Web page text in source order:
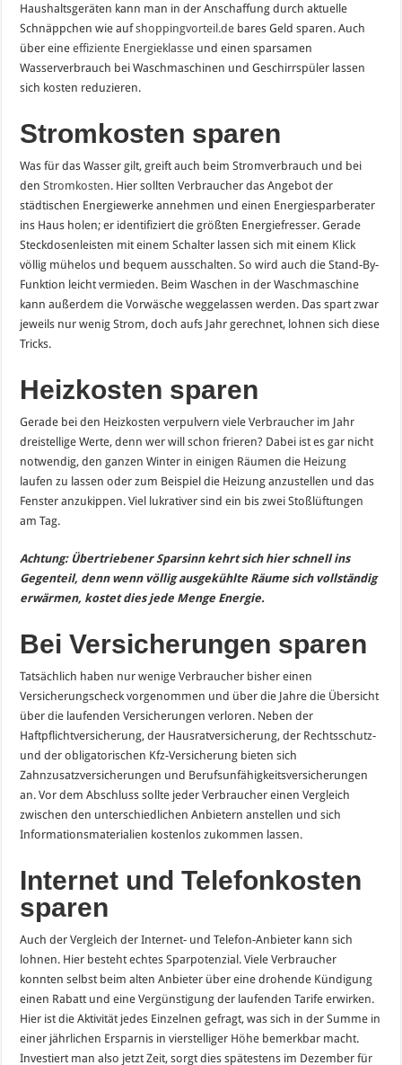
Haushaltsgeräten kann man in der Anschaffung durch aktuelle
Schnäppchen wie aufshoppingvorteil.de bares Geld sparen. Auch
über eineeffiziente Energieklasse und einen sparsamen
Wasserverbrauch bei Waschmaschinen und Geschirrspüler lassen
sich kosten reduzieren.
Stromkosten sparen
Was für das Wasser gilt, greift auch beim Stromverbrauch und bei
denStromkosten. Hier sollten Verbraucher das Angebot der
städtischen Energiewerke annehmen und einen Energiesparberater
ins Haus holen; er identifiziert die größten Energiefresser. Gerade
Steckdosenleisten mit einem Schalter lassen sich mit einem Klick
völlig mühelos und bequem ausschalten. So wird auch die Stand-By-
Funktion leicht vermieden. Beim Waschen in der Waschmaschine
kann außerdem die Vorwäsche weggelassen werden. Das spart zwar
jeweils nur wenig Strom, doch aufs Jahr gerechnet, lohnen sich diese
Tricks.
Heizkosten sparen
Gerade bei den Heizkosten verpulvern viele Verbraucher im Jahr
dreistellige Werte, denn wer will schon frieren? Dabei ist es gar nicht
notwendig, den ganzen Winter in einigen Räumen die Heizung
laufen zu lassen oder zum Beispiel die Heizung anzustellen und das
Fenster anzukippen. Viel lukrativer sind ein bis zwei Stoßlüftungen
am Tag.
Achtung: Übertriebener Sparsinn kehrt sich hier schnell ins
Gegenteil, denn wenn völlig ausgekühlte Räume sich vollständig
erwärmen, kostet dies jede Menge Energie.
Bei Versicherungen sparen
Tatsächlich haben nur wenige Verbraucher bisher einen
Versicherungscheck vorgenommen und über die Jahre die Übersicht
über die laufenden Versicherungen verloren. Neben der
Haftpflichtversicherung, der Hausratversicherung, der Rechtsschutz-
und der obligatorischen Kfz-Versicherung bieten sich
Zahnzusatzversicherungen und Berufsunfähigkeitsversicherungen
an. Vor dem Abschluss sollte jeder Verbraucher einen Vergleich
zwischen den unterschiedlichen Anbietern anstellen und sich
Informationsmaterialien kostenlos zukommen lassen.
Internet und Telefonkosten
sparen
Auch der Vergleich der Internet- und Telefon-Anbieter kann sich
lohnen. Hier besteht echtes Sparpotenzial. Viele Verbraucher
konnten selbst beim alten Anbieter über eine drohende Kündigung
einen Rabatt und eine Vergünstigung der laufenden Tarife erwirken.
Hier ist die Aktivität jedes Einzelnen gefragt, was sich in der Summe in
einer jährlichen Ersparnis in vierstelliger Höhe bemerkbar macht.
Investiert man also jetzt Zeit, sorgt dies spätestens im Dezember für